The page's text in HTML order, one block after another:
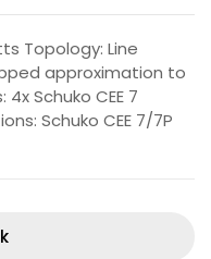
Topology: Line
approximation to
Schuko CEE 7
Schuko CEE 7/7P